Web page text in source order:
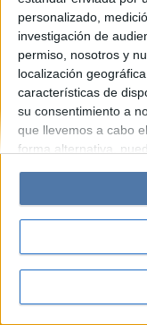
personalizado,
investigación de
permiso, nosotros y
localización
características de
su consentimiento a
que llevemos a cabo
forma alternativa,
cambiar sus
Tenga en cuenta que
personales puede no
tiene el derecho de
sus preferencias o